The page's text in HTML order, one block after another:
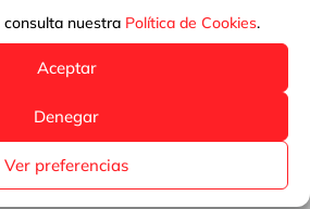
consulta nuestra Política de Cookies.
Aceptar
Denegar
Ver preferencias
Palmera 71-73. Polígono
41703 Dos Hermanas,
954 689 300
954 689 316